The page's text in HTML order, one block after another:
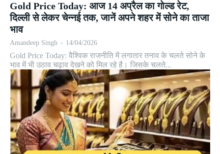
Gold Price Today: आज 14 अप्रैल का गोल्ड रेट,
दिल्ली से लेकर चेन्नई तक, जानें अपने शहर में सोने का ताजा
भाव
Amandeep Singh - 14/04/2026
Gold Price Today: वैश्विक राजनीति में लगातार तनाव के चलते सोने के
भाव में भी उठाव चढ़ाव देखने को मिल रहे है। जिसके चलते...